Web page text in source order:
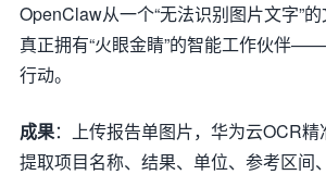
OpenClaw从一个“无法识别图片文字”
真正拥有“火眼金睛”的智能工作伙伴
行动。
成果：上传报告单图片，华为云OCR精
提取项目名称、结果、单位、参考区间